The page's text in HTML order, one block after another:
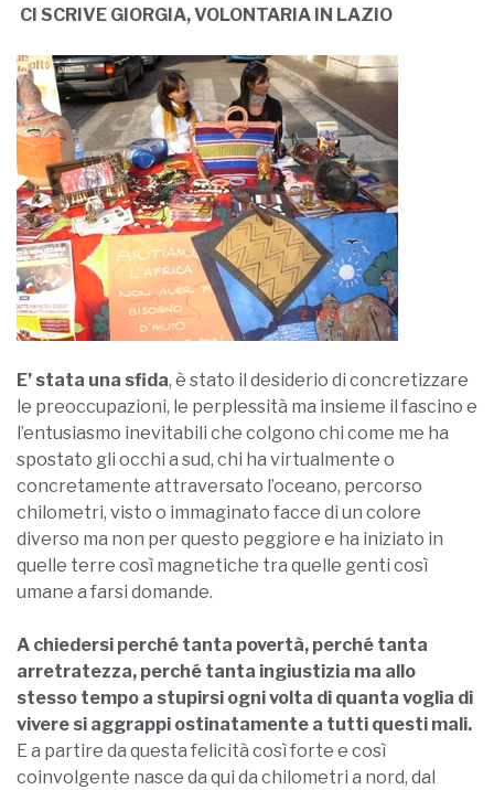
CI SCRIVE GIORGIA, VOLONTARIA IN LAZIO
E’ stata una sfida, è stato il desiderio di concretizzare
le preoccupazioni, le perplessità ma insieme il fascino e
l’entusiasmo inevitabili che colgono chi come me ha
spostato gli occhi a sud, chi ha virtualmente o
concretamente attraversato l’oceano, percorso
chilometri, visto o immaginato facce di un colore
diverso ma non per questo peggiore e ha iniziato in
quelle terre così magnetiche tra quelle genti così
umane a farsi domande.
A chiedersi perché tanta povertà, perché tanta
arretratezza, perché tanta ingiustizia ma allo
stesso tempo a stupirsi ogni volta di quanta voglia di
vivere si aggrappi ostinatamente a tutti questi mali.
E a partire da questa felicità così forte e così
coinvolgente nasce da qui da chilometri a nord, dal